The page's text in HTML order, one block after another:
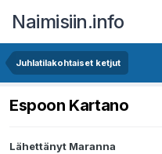
Naimisiin.info
Juhlatilakohtaiset ketjut
Espoon Kartano
Lähettänyt Maranna